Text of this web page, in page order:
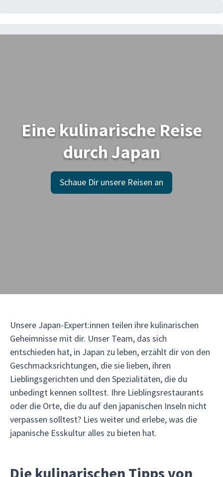
Eine kulinarische Reise
durch Japan
Schaue Dir unsere Reisen an
Unsere Japan-Expert:innen teilen ihre kulinarischen
Geheimnisse mit dir. Unser Team, das sich
entschieden hat, in Japan zu leben, erzählt dir von den
Geschmacksrichtungen, die sie lieben, ihren
Lieblingsgerichten und den Spezialitäten, die du
unbedingt kennen solltest. Ihre Lieblingsrestaurants
oder die Orte, die du auf den japanischen Inseln nicht
verpassen solltest? Lies weiter und erlebe, was die
japanische Esskultur alles zu bieten hat.
Die kulinarischen Tipps von